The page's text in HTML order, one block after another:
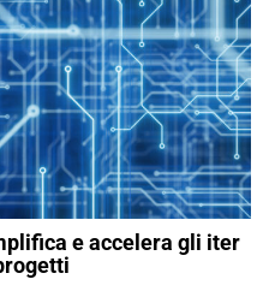
e accelera gli iter